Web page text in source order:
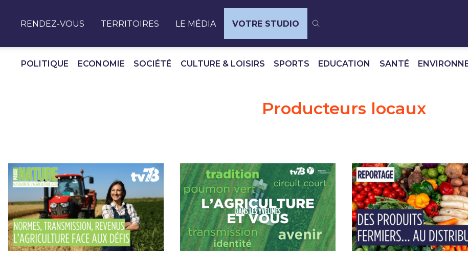
RENDEZ-VOUS TERRITOIRES LE MÉDIA VOTRE STUDIO
POLITIQUE ECONOMIE SOCIÉTÉ CULTURE & LOISIRS SPORTS EDUCATION SANTÉ
Producteurs locaux